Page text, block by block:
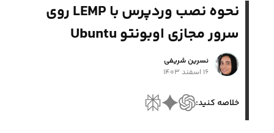
نحوه نصب وردپرس با LEMP روی
سرور مجازی اوبونتو Ubuntu
نسرین شریفی
۱۶ اسفند ۱۴۰۳
خلاصه کنید: